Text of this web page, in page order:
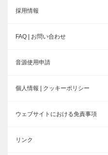
採用情報
FAQ | お問い合わせ
音源使用申請
個人情報 | クッキーポリシー
ウェブサイトにおける免責事項
リンク